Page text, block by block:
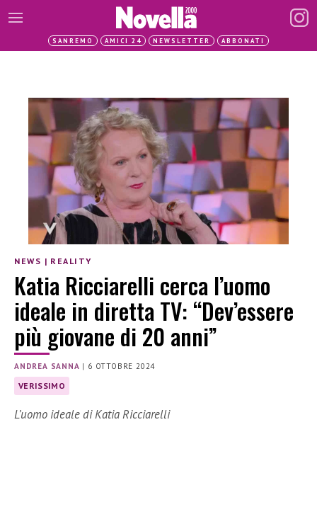
SANREMO AMICI 24 NEWSLETTER ABBONATI
NEWS | REALITY
Katia Ricciarelli cerca l’uomo
ideale in diretta TV: “Dev’essere
più giovane di 20 anni”
ANDREA SANNA | 6 OTTOBRE 2024
VERISSIMO
L’uomo ideale di Katia Ricciarelli